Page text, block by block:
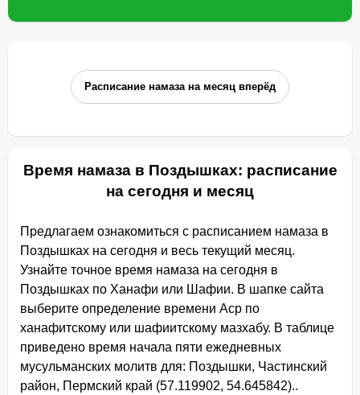
Расписание намаза на месяц вперёд
Время намаза в Поздышках: расписание
на сегодня и месяц
Предлагаем ознакомиться с расписанием намаза в
Поздышках на сегодня и весь текущий месяц.
Узнайте точное время намаза на сегодня в
Поздышках по Ханафи или Шафии. В шапке сайта
выберите определение времени Аср по
ханафитскому или шафиитскому мазхабу. В таблице
приведено время начала пяти ежедневных
мусульманских молитв для: Поздышки, Частинский
район, Пермский край (57.119902, 54.645842)..